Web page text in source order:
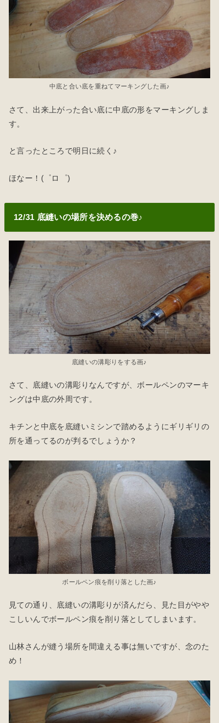
中底と合い底を重ねてマーキングした画♪
さて、出来上がった合い底に中底の形をマーキングしま
す。
と言ったところで明日に続く♪
ほなー！(゜ロ゜)
12/31 底縫いの場所を決めるの巻♪
底縫いの溝彫りをする画♪
さて、底縫いの溝彫りなんですが、ボールペンのマーキ
ングは中底の外周です。
キチンと中底を底縫いミシンで踏めるようにギリギリの
所を通ってるのが判るでしょうか？
ボールペン痕を削り落とした画♪
見ての通り、底縫いの溝彫りが済んだら、見た目がやや
こしいんでボールペン痕を削り落としてしまいます。
山林さんが縫う場所を間違える事は無いですが、念のた
め！